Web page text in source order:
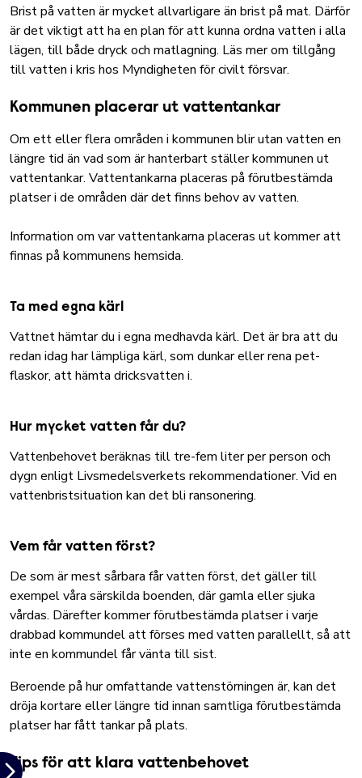
Brist på vatten är mycket allvarligare än brist på mat. Därför
är det viktigt att ha en plan för att kunna ordna vatten i alla
lägen, till både dryck och matlagning. Läs mer om tillgång
till vatten i kris hos Myndigheten för civilt försvar.
Kommunen placerar ut vattentankar
Om ett eller flera områden i kommunen blir utan vatten en
längre tid än vad som är hanterbart ställer kommunen ut
vattentankar. Vattentankarna placeras på förutbestämda
platser i de områden där det finns behov av vatten.
Information om var vattentankarna placeras ut kommer att
finnas på kommunens hemsida.
Ta med egna kärl
Vattnet hämtar du i egna medhavda kärl. Det är bra att du
redan idag har lämpliga kärl, som dunkar eller rena pet-
flaskor, att hämta dricksvatten i.
Hur mycket vatten får du?
Vattenbehovet beräknas till tre-fem liter per person och
dygn enligt Livsmedelsverkets rekommendationer. Vid en
vattenbristsituation kan det bli ransonering.
Vem får vatten först?
De som är mest sårbara får vatten först, det gäller till
exempel våra särskilda boenden, där gamla eller sjuka
vårdas. Därefter kommer förutbestämda platser i varje
drabbad kommundel att förses med vatten parallellt, så att
inte en kommundel får vänta till sist.
Beroende på hur omfattande vattenstörningen är, kan det
dröja kortare eller längre tid innan samtliga förutbestämda
platser har fått tankar på plats.
Tips för att klara vattenbehovet